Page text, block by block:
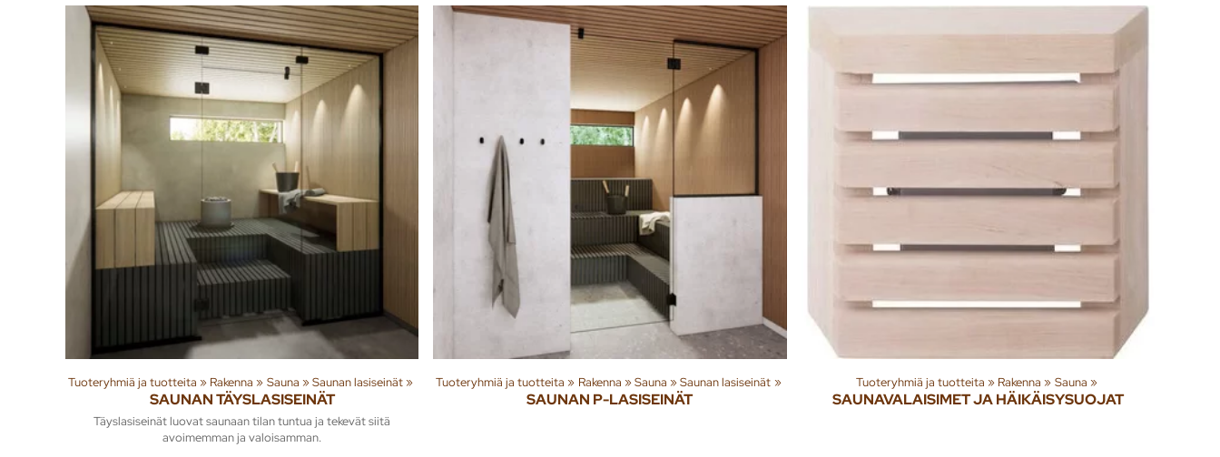
Tuoteryhmiä ja tuotteita ‪» Rakenna ‪» Sauna ‪»Saunan lasiseinät‪»
SAUNAN TÄYSLASISEINÄT
Täyslasiseinät luovat saunaan tilan tuntua ja tekevät siitä
avoimemman ja valoisamman.
Tuoteryhmiä ja tuotteita ‪» Rakenna ‪»Sauna ‪»Saunan lasiseinät ‪»
SAUNAN P-LASISEINÄT
Tuoteryhmiä ja tuotteita ‪» Rakenna ‪» Sauna ‪»
SAUNAVALAISIMET JA HÄIKÄISYSUOJAT